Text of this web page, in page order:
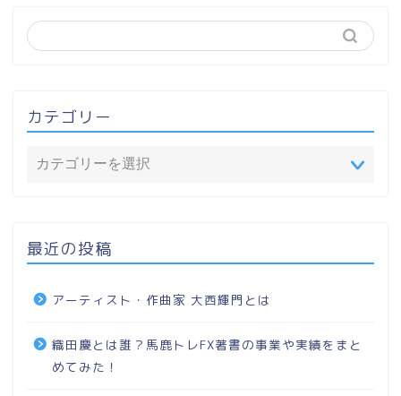
カテゴリー
最近の投稿
アーティスト・作曲家 大西輝門とは
織田慶とは誰？馬鹿トレFX著書の事業や実績をまと
めてみた！